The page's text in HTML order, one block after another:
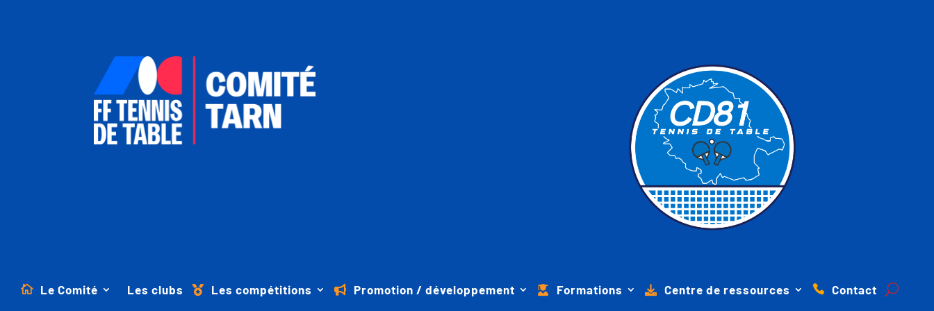
Le Comité Les clubs Les compétitions Promotion / développement Formations Centre de ressources Contact